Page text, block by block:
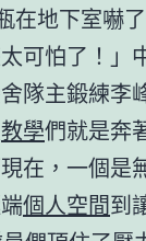
在地下室嚇
可怕了！」
隊主鍛練李
教學們就是奔
在，一個是
個人空間到